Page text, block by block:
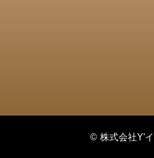
© 株式会社Y'